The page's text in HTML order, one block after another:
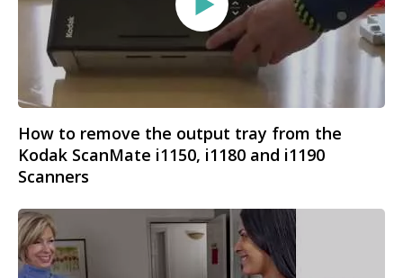
How to remove the output tray from the
Kodak ScanMate i1150, i1180 and i1190
Scanners